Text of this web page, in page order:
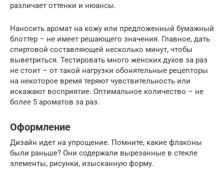
различает оттенки и нюансы.
Наносить аромат на кожу или предложенный бумажный
блоттер – не имеет решающего значения. Главное, дать
спиртовой составляющей несколько минут, чтобы
выветриться. Тестировать много женских духов за раз
не стоит – от такой нагрузки обонятельные рецепторы
на некоторое время теряют чувствительность или
искажают восприятие. Оптимальное количество – не
более 5 ароматов за раз.
Оформление
Дизайн идет на упрощение. Помните, какие флаконы
были раньше? Они содержали вырезанные в стекле
элементы, рисунки, изысканную форму.